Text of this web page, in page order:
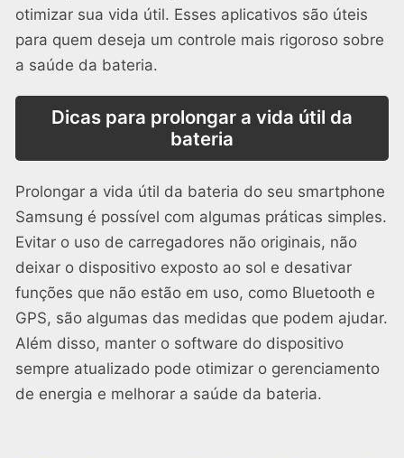
otimizar sua vida útil. Esses aplicativos são úteis
para quem deseja um controle mais rigoroso sobre
a saúde da bateria.
Dicas para prolongar a vida útil da
bateria
Prolongar a vida útil da bateria do seu smartphone
Samsung é possível com algumas práticas simples.
Evitar o uso de carregadores não originais, não
deixar o dispositivo exposto ao sol e desativar
funções que não estão em uso, como Bluetooth e
GPS, são algumas das medidas que podem ajudar.
Além disso, manter o software do dispositivo
sempre atualizado pode otimizar o gerenciamento
de energia e melhorar a saúde da bateria.